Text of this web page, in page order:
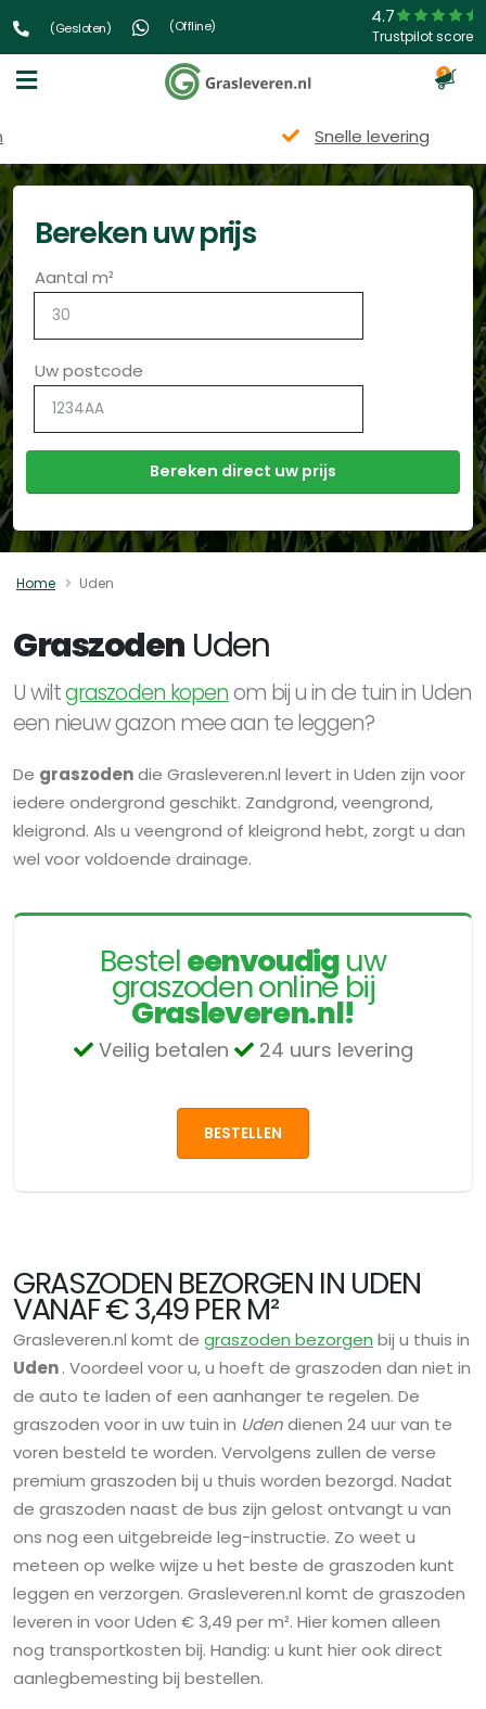
(Gesloten) (Offline) 4.7
Trustpilot score
3
Snelle levering
Bereken uw prijs
Aantal m²
Uw postcode
Home Uden
Graszoden Uden
U wiltgraszoden kopenom bij u in de tuin in Uden
een nieuw gazon mee aan te leggen?
De graszodendie Grasleveren.nl levert in Uden zijn voor
iedere ondergrond geschikt. Zandgrond, veengrond,
kleigrond. Als u veengrond of kleigrond hebt, zorgt u dan
wel voor voldoende drainage.
Besteleenvoudiguw
graszoden online bij
Grasleveren.nl!
Veilig betalen 24 uurs levering
BESTELLEN
GRASZODEN BEZORGEN IN UDEN
VANAF € 3,49 PER M²
Grasleveren.nl komt de graszoden bezorgen bij u thuis in
Uden. Voordeel voor u, u hoeft de graszoden dan niet in
de auto te laden of een aanhanger te regelen. De
graszoden voor in uw tuin in Udendienen 24 uur van te
voren besteld te worden. Vervolgens zullen de verse
premium graszoden bij u thuis worden bezorgd. Nadat
de graszoden naast de bus zijn gelost ontvangt u van
ons nog een uitgebreide leg-instructie. Zo weet u
meteen op welke wijze u het beste de graszoden kunt
leggen en verzorgen. Grasleveren.nl komt de graszoden
leveren in voor Uden € 3,49 per m². Hier komen alleen
nog transportkosten bij. Handig: u kunt hier ook direct
aanlegbemesting bij bestellen.